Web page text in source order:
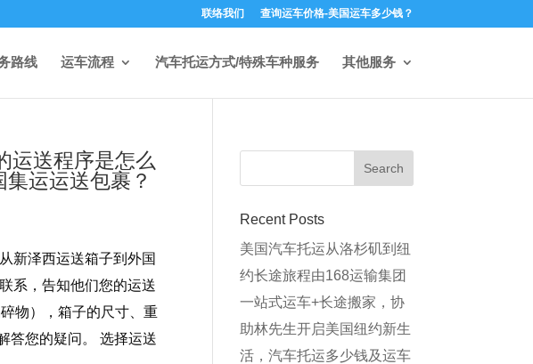
联络我们 查询运车价格-美国运车多少钱？
路线 运车流程 汽车托运方式/特殊车种服务 其他服务
运送程序是怎么
运运送包裹？
新泽西运送箱子到外国
系，告知他们您的运送
物），箱子的尺寸、重
答您的疑问。 选择运送
Recent Posts
美国汽车托运从洛杉矶到纽
约长途旅程由168运输集团
一站式运车+长途搬家，协
助林先生开启美国纽约新生
活，汽车托运多少钱及运车